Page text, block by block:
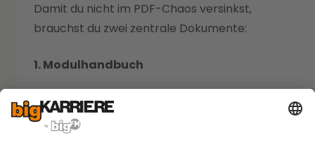
Damit du nicht im PDF-Chaos versinkst,
brauchst du zwei zentrale Dokumente:
1. Modulhandbuch
Darin findest du:
die